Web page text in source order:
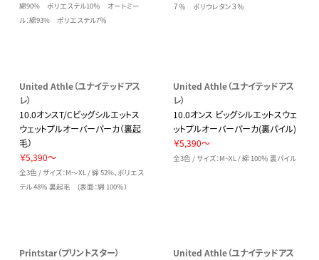
綿90% ポリエステル10％ オートミー
ル：綿93% ポリエステル7％
７％ ポリウレタン３％
United Athle（ユナイテッドアス
レ）
10.0オンスT/Cビッグシルエットス
ウェットプルオーバーパーカ（裏起
毛）
￥5,390～
全3色 / サイズ：M～XL / 綿 52%、ポリエス
テル 48％ 裏起毛 (表面：綿 100％）
United Athle（ユナイテッドアス
レ）
10.0オンス ビッグシルエットスウェ
ットプルオーバーパーカ(裏パイル)
￥5,390～
全3色 / サイズ：M~XL / 綿 100％ 裏パイル
Printstar（プリントスター）
United Athle（ユナイテッドアス